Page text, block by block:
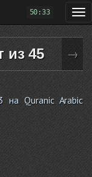
50:33
из 45 →
на Quranic Arabic